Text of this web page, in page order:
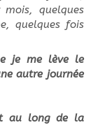
quelques
quelques fois
je me lève le
autre journée
au long de la